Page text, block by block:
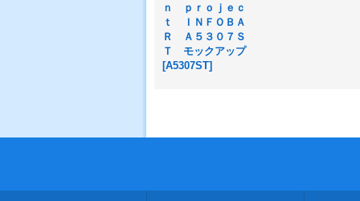
ｎ ｐｒｏｊｅｃ
ｔ ＩＮＦＯＢＡ
Ｒ Ａ５３０７Ｓ
Ｔ モックアップ
[A5307ST]